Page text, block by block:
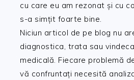
cu care eu am rezonat și cu
s-a simțit foarte bine.
Niciun articol de pe blog nu
diagnostica, trata sau
medicală. Fiecare problemă
vă confruntați necesită